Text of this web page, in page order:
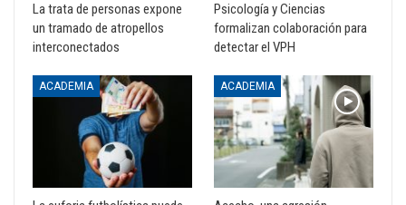
La trata de personas expone
un tramado de atropellos
interconectados
Psicología y Ciencias
formalizan colaboración para
detectar el VPH
ACADEMIA ACADEMIA